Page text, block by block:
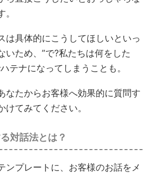
は具体的にこうしてほしいといっ
いため、”で?私たちは何をした
テナになってしまうことも。
なたからお客様へ効果的に質問す
けてみてください。
対話法とは？
ンプレートに、お客様のお話をメ